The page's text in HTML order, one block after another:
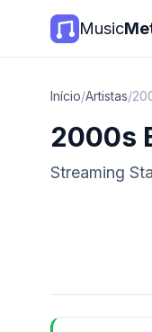
Music
Início/Artistas/
2000s
Streaming